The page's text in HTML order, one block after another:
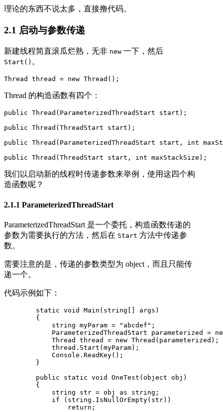
理论的东西不说太多，直接撸代码。
2.1 启动与参数传递
新建线程简直滚瓜烂熟，无非 new 一下，然后
Start() 。
Thread thread = new Thread();
Thread 的构造函数有四个：
public Thread(ParameterizedThreadStart start);
public Thread(ThreadStart start);
public Thread(ParameterizedThreadStart start, int
public Thread(ThreadStart start, int maxStackSize);
我们以启动新的线程时传递参数来举例，使用这四个构
造函数呢？
2.1.1 ParameterizedThreadStart
ParameterizedThreadStart 是一个委托，构造函数传递的
参数为需要执行的方法，然后在 Start 方法中传递参
数。
需要注意的是，传递的参数类型为 object，而且只能传
递一个。
代码示例如下：
        static void Main(string[] args)
        {
            string myParam = "abcdef";
ParameterizedThreadStart parameterized =
            Thread thread = new Thread(parameterized);
            thread.Start(myParam);
            Console.ReadKey();
        }
        public static void OneTest(object obj)
        {
            string str = obj as string;
            if (string.IsNullOrEmpty(str))
                return;